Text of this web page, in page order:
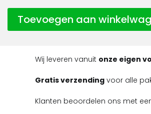
Toevoegen aan
Wij leveren vanuit onze eigen
Gratis verzending voor alle
Klanten beoordelen ons met